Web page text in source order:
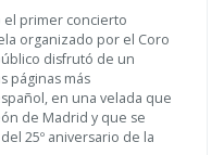
el primer concierto
organizado por el Coro
disfrutó de un
páginas más
en una velada que
de Madrid y que se
25º aniversario de la